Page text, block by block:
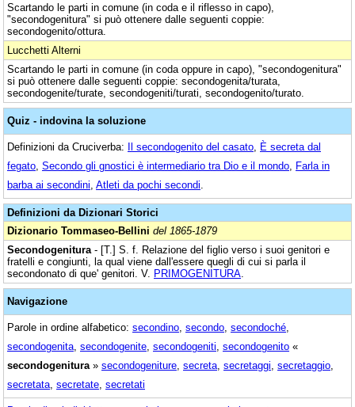
Scartando le parti in comune (in coda e il riflesso in capo),
"secondogenitura" si può ottenere dalle seguenti coppie:
secondogenito/ottura.
Lucchetti Alterni
Scartando le parti in comune (in coda oppure in capo), "secondogenitura"
si può ottenere dalle seguenti coppie: secondogenita/turata,
secondogenite/turate, secondogeniti/turati, secondogenito/turato.
Quiz - indovina la soluzione
Definizioni da Cruciverba: Il secondogenito del casato È secreta dal
fegato Secondo gli gnostici è intermediario tra Dio e il mondo Farla in
barba ai secondini Atleti da pochi secondi
Definizioni da Dizionari Storici
Dizionario Tommaseo-Bellini del 1865-1879
Secondogenitura - [T.] S. f. Relazione del figlio verso i suoi genitori e
fratelli e congiunti, la qual viene dall'essere quegli di cui si parla il
secondonato di que' genitori. V. PRIMOGENITURA
Navigazione
Parole in ordine alfabetico: secondino secondo secondoché
secondogenita secondogenite secondogeniti secondogenito «
secondogenitura » secondogeniture secreta secretaggi secretaggio
secretata secretate secretati